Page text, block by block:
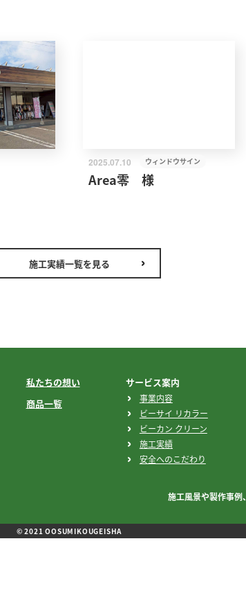
2025.07.10 ウィンドウサイン
Area零 様
施工実績一覧を見る
私たちの想い
商品一覧
サービス案内
事業内容
ビーサイ リカラー
ビーカン クリーン
施工実績
安全へのこだわり
施工風景や製作事例、
© 2021 OOSUMIKOUGEISHA